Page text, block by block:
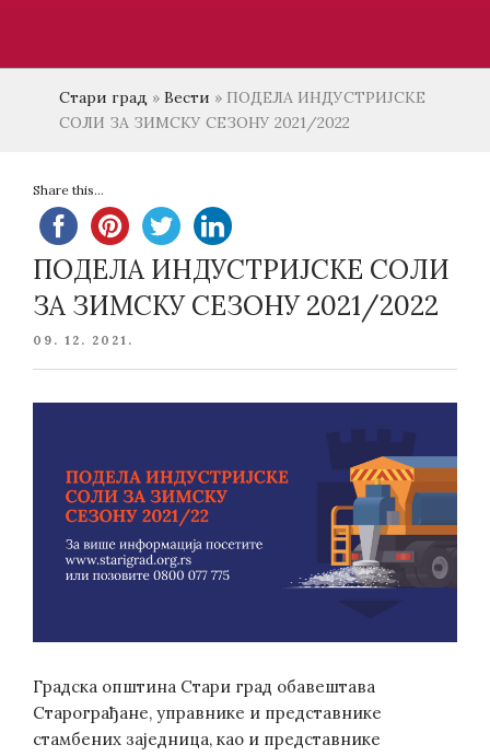
Стари град » Вести » ПОДЕЛА ИНДУСТРИЈСКЕ
СОЛИ ЗА ЗИМСКУ СЕЗОНУ 2021/2022
Share this...
ПОДЕЛА ИНДУСТРИЈСКЕ СОЛИ
ЗА ЗИМСКУ СЕЗОНУ 2021/2022
POSTED
09. 12. 2021.
Градска општина Стари град обавештава
Старограђане, управнике и представнике
стамбених заједница, као и представнике